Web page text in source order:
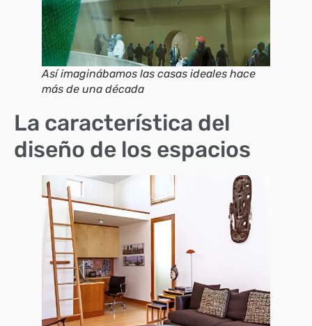
Así imaginábamos las casas ideales hace
más de una década
La característica del
diseño de los espacios